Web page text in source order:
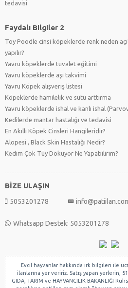
tedavisi
Faydalı Bilgiler 2
Toy Poodle cinsi köpeklerde renk neden
yapılır?
Yavru köpeklerde tuvalet eğitimi
Yavru köpeklerde aşı takvimi
Yavru Köpek alışveriş listesi
Köpeklerde hamilelik ve sütü arttırma
Yavru köpeklerde ishal ve kanlı ishal
Kedilerde mantar hastalığı ve tedavisi
En Akıllı Köpek Cinsleri Hangileridir?
Alopesi , Black Skin Hastalığı Nedir?
Kedim Çok Tüy Döküyor Ne Yapabilirim?
BİZE ULAŞIN
5053201278
Whatsapp Destek: 5053201278
Evcil hayvanlar hakkında ırk bilgileri ile
ilanlarına yer veririz. Satış yapan yerlerin,
GIDA, TARIM ve HAYVANCILIK BAKANLIĞI